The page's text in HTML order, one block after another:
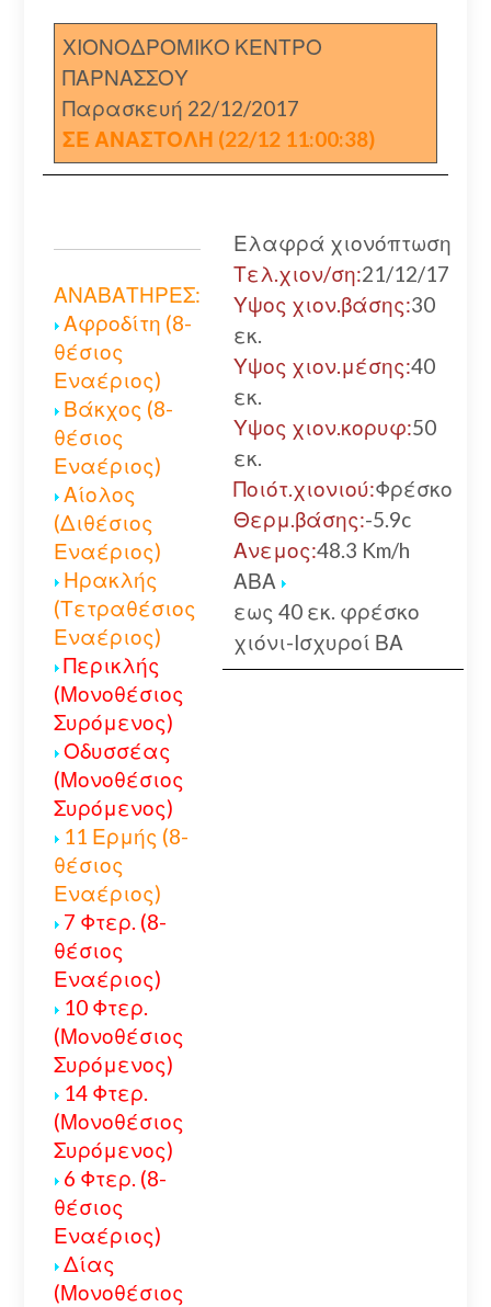
ΧΙΟΝΟΔΡΟΜΙΚΟ ΚΕΝΤΡΟ
ΠΑΡΝΑΣΣΟΥ
Παρασκευή 22/12/2017
ΣΕ ΑΝΑΣΤΟΛΗ (22/12 11:00:38)
ΑΝΑΒΑΤΗΡΕΣ:
Αφροδίτη (8-
θέσιος
Εναέριος)
Βάκχος (8-
θέσιος
Εναέριος)
Αίολος
(Διθέσιος
Εναέριος)
Ηρακλής
(Τετραθέσιος
Εναέριος)
Περικλής
(Μονοθέσιος
Συρόμενος)
Οδυσσέας
(Μονοθέσιος
Συρόμενος)
11 Ερμής (8-
θέσιος
Εναέριος)
7 Φτερ. (8-
θέσιος
Εναέριος)
10 Φτερ.
(Μονοθέσιος
Συρόμενος)
14 Φτερ.
(Μονοθέσιος
Συρόμενος)
6 Φτερ. (8-
θέσιος
Εναέριος)
Δίας
(Μονοθέσιος
Ελαφρά χιονόπτωση
Τελ.χιον/ση:21/12/17
Υψος χιον.βάσης:30
εκ.
Υψος χιον.μέσης:40
εκ.
Υψος χιον.κορυφ:50
εκ.
Ποιότ.χιονιού:Φρέσκο
Θερμ.βάσης:-5.9c
Ανεμος:48.3 Km/h
ΑΒΑ
εως 40 εκ. φρέσκο
χιόνι-Ισχυροί ΒΑ